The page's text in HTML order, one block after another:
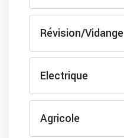
Révision/Vidange
Electrique
Agricole